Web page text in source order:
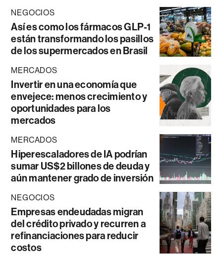
NEGOCIOS
Así es como los fármacos GLP-1
están transformando los pasillos
de los supermercados en Brasil
MERCADOS
Invertir en una economía que
envejece: menos crecimiento y
oportunidades para los
mercados
MERCADOS
Hiperescaladores de IA podrían
sumar US$2 billones de deuda y
aún mantener grado de inversión
NEGOCIOS
Empresas endeudadas migran
del crédito privado y recurren a
refinanciaciones para reducir
costos